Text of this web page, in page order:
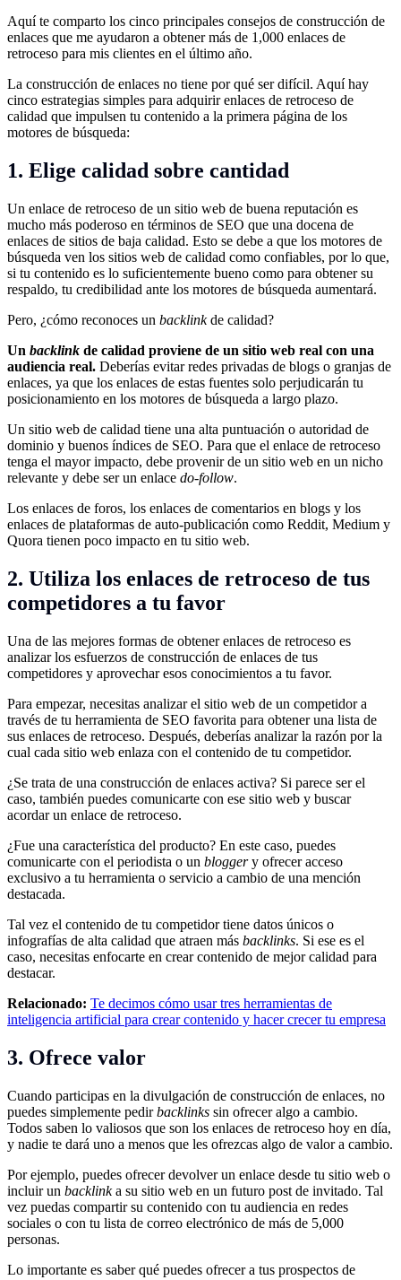
Aquí te comparto los cinco principales consejos de construcción de
enlaces que me ayudaron a obtener más de 1,000 enlaces de
retroceso para mis clientes en el último año.
La construcción de enlaces no tiene por qué ser difícil. Aquí hay
cinco estrategias simples para adquirir enlaces de retroceso de
calidad que impulsen tu contenido a la primera página de los
motores de búsqueda:
1. Elige calidad sobre cantidad
Un enlace de retroceso de un sitio web de buena reputación es
mucho más poderoso en términos de SEO que una docena de
enlaces de sitios de baja calidad. Esto se debe a que los motores de
búsqueda ven los sitios web de calidad como confiables, por lo que,
si tu contenido es lo suficientemente bueno como para obtener su
respaldo, tu credibilidad ante los motores de búsqueda aumentará.
Pero, ¿cómo reconoces un backlinkde calidad?
Un backlink de calidad proviene de un sitio web real con una
audiencia real. Deberías evitar redes privadas de blogs o granjas de
enlaces, ya que los enlaces de estas fuentes solo perjudicarán tu
posicionamiento en los motores de búsqueda a largo plazo.
Un sitio web de calidad tiene una alta puntuación o autoridad de
dominio y buenos índices de SEO. Para que el enlace de retroceso
tenga el mayor impacto, debe provenir de un sitio web en un nicho
relevante y debe ser un enlace do-follow.
Los enlaces de foros, los enlaces de comentarios en blogs y los
enlaces de plataformas de auto-publicación como Reddit, Medium y
Quora tienen poco impacto en tu sitio web.
2. Utiliza los enlaces de retroceso de tus
competidores a tu favor
Una de las mejores formas de obtener enlaces de retroceso es
analizar los esfuerzos de construcción de enlaces de tus
competidores y aprovechar esos conocimientos a tu favor.
Para empezar, necesitas analizar el sitio web de un competidor a
través de tu herramienta de SEO favorita para obtener una lista de
sus enlaces de retroceso. Después, deberías analizar la razón por la
cual cada sitio web enlaza con el contenido de tu competidor.
¿Se trata de una construcción de enlaces activa? Si parece ser el
caso, también puedes comunicarte con ese sitio web y buscar
acordar un enlace de retroceso.
¿Fue una característica del producto? En este caso, puedes
comunicarte con el periodista o un bloggery ofrecer acceso
exclusivo a tu herramienta o servicio a cambio de una mención
destacada.
Tal vez el contenido de tu competidor tiene datos únicos o
infografías de alta calidad que atraen más backlinks. Si ese es el
caso, necesitas enfocarte en crear contenido de mejor calidad para
destacar.
Relacionado: Te decimos cómo usar tres herramientas de
inteligencia artificial para crear contenido y hacer crecer tu empresa
3. Ofrece valor
Cuando participas en la divulgación de construcción de enlaces, no
puedes simplemente pedirbacklinks sin ofrecer algo a cambio.
Todos saben lo valiosos que son los enlaces de retroceso hoy en día,
y nadie te dará uno a menos que les ofrezcas algo de valor a cambio.
Por ejemplo, puedes ofrecer devolver un enlace desde tu sitio web o
incluir un backlinka su sitio web en un futuro post de invitado. Tal
vez puedas compartir su contenido con tu audiencia en redes
sociales o con tu lista de correo electrónico de más de 5,000
personas.
Lo importante es saber qué puedes ofrecer a tus prospectos de